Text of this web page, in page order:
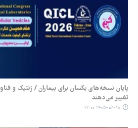
پایان نسخه‌های یکسان برای بیماران / ژنتیک و
تغییر می‌دهند
۱۴۰۵-۰۵-۱۸ ۱۳:۰۰